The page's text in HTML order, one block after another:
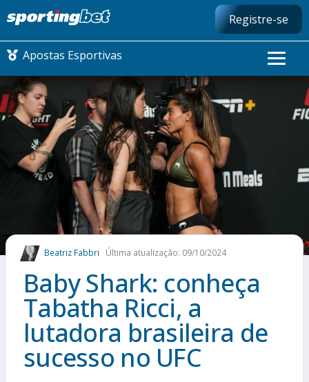
Registre-se
Apostas Esportivas
CONMEBOL LIBERTADORES
FUTEBOL NACIONAL
FUTEBOL INTERNACIONAL
COMO APOSTAR
MAIS ESPORTES
Beatriz Fabbri Última atualização: 09/10/2024
Baby Shark: conheça
Tabatha Ricci, a
lutadora brasileira de
sucesso no UFC